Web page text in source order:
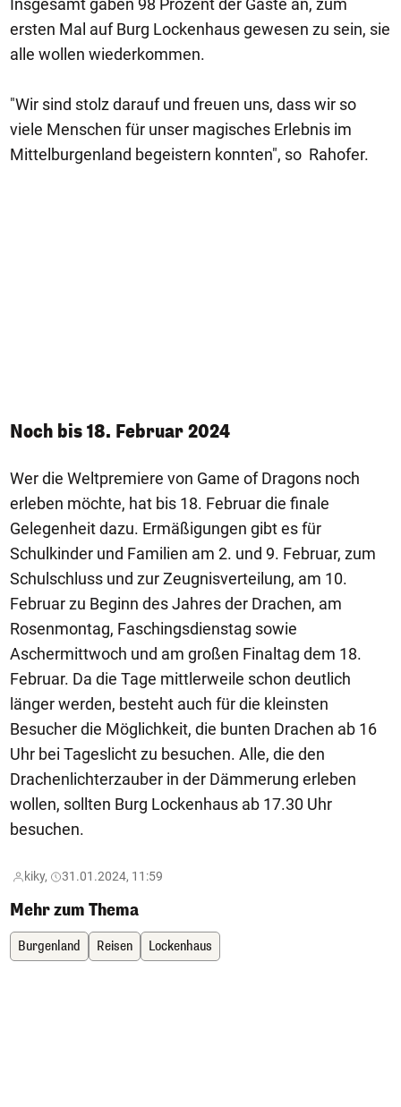
ersten Mal auf Burg Lockenhaus gewesen zu sein, sie
alle wollen wiederkommen.
"Wir sind stolz darauf und freuen uns, dass wir so
viele Menschen für unser magisches Erlebnis im
Mittelburgenland begeistern konnten", so Rahofer.
Noch bis 18. Februar 2024
Wer die Weltpremiere von Game of Dragons noch
erleben möchte, hat bis 18. Februar die finale
Gelegenheit dazu. Ermäßigungen gibt es für
Schulkinder und Familien am 2. und 9. Februar, zum
Schulschluss und zur Zeugnisverteilung, am 10.
Februar zu Beginn des Jahres der Drachen, am
Rosenmontag, Faschingsdienstag sowie
Aschermittwoch und am großen Finaltag dem 18.
Februar. Da die Tage mittlerweile schon deutlich
länger werden, besteht auch für die kleinsten
Besucher die Möglichkeit, die bunten Drachen ab 16
Uhr bei Tageslicht zu besuchen. Alle, die den
Drachenlichterzauber in der Dämmerung erleben
wollen, sollten Burg Lockenhaus ab 17.30 Uhr
besuchen.
kiky, 31.01.2024, 11:59
Mehr zum Thema
Burgenland Reisen Lockenhaus